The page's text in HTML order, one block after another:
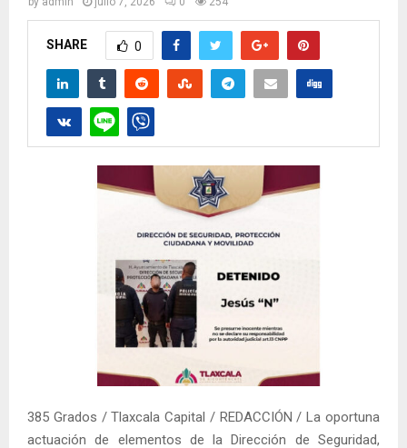
SHARE 0
385 Grados / Tlaxcala Capital / REDACCIÓN / La oportuna
actuación de elementos de la Dirección de Seguridad,